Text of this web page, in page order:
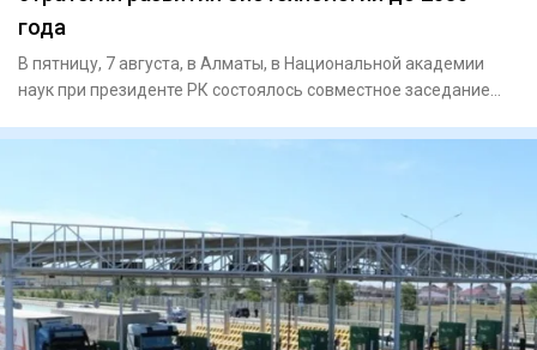
года
В пятницу, 7 августа, в Алматы, в Национальной академии
наук при президенте РК состоялось совместное заседание